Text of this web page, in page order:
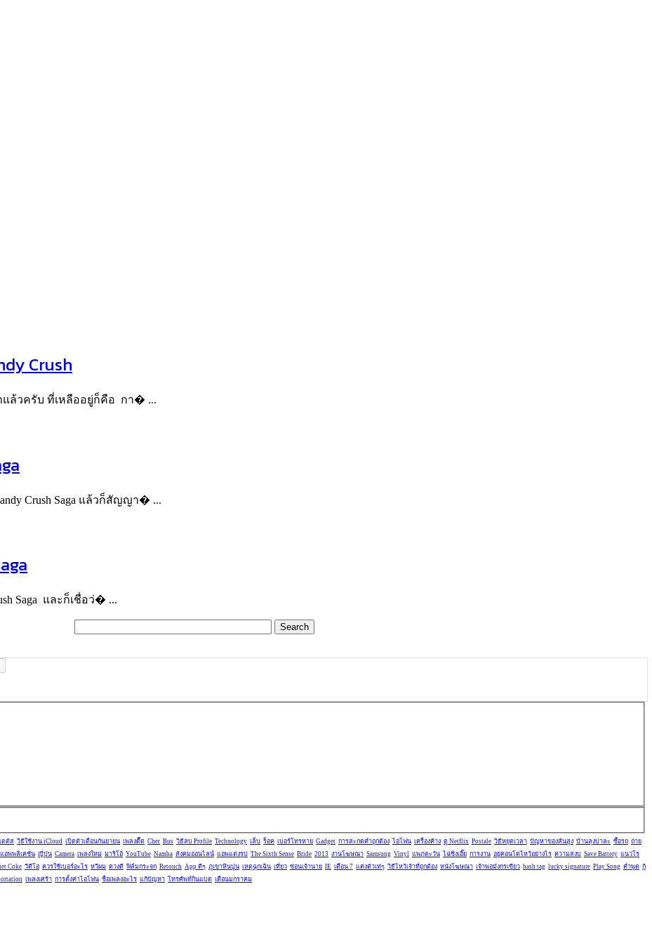
Crush
แล้วครับ ที่เหลืออยู่ก็คือ กา� ...
Crush Saga แล้วก็สัญญา� ...
Saga และก็เชื่อว่� ...
ตตัส วิธีใช้งาน iCloud เปิดตัวเดือนกันยายน เพลงตื๊ด Cher Bus วิธีลบ Profile Technology เล็บ ร็อค เบอร์โทรหาย Gadget การสะกดคำถูกต้อง ไอโฟน เครื่องค้าง ดู Netflix Postale วิธีหยุดเวลา ปัญหาของส้นสูง บ้านลุงปาละ ซื้อรถ ถ่าย
แอพพลิเคชั่น ญี่ปุุ่น Camera เพลงใหม่ มาริโอ้ YouTube Namba สังคมออนไลน์ แอพแต่งรูป The Sixth Sense Bride 2013 งานโฆษณา Samsung Vinyl แพภูตะวัน ไฉ่ซิงเอี๊ย การงาน อยู่คอนโดไหว้อย่างไร ความสงบ Save Battery แนวโร
Coke วีดีโอ ควรใช้เบอร์อะไร หวีผม ดวงดี ฟิล์มกระจก Retouch App ดีๆ ภูเขาหินปูน เหตุฉุกเฉิน เที่ยว ซ่อนเจ้านาย IE เดือน 7 แต่งตัวเท่ๆ วิธีไหว้เจ้าที่ถูกต้อง หนังโฆษณา เจ้าพ่อมังกรเขียว hash tag lucky signature Play Song คำพูด กู้
เพลงเศร้า การตั้งค่าไอโฟน ชื่อเพลงอะไร แก้ปัญหา โทรศัพท์กินแบต เดือนมกราคม